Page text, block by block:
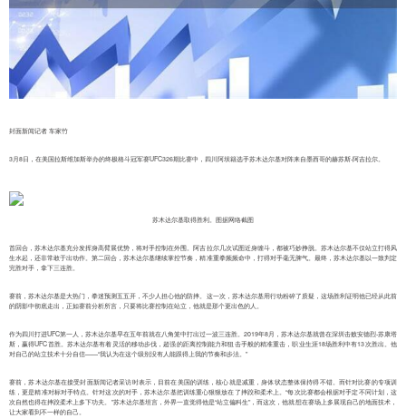
封面新闻记者 车家竹
3月8日，在美国拉斯维加斯举办的终极格斗冠军赛UFC326期比赛中，四川阿坝籍选手苏木达尔基对阵来自墨西哥的赫苏斯-阿吉拉尔。
苏木达尔基取得胜利。图据网络截图
首回合，苏木达尔基充分发挥身高臂展优势，将对手控制在外围。阿吉拉尔几次试图近身缠斗，都被巧妙挣脱。苏木达尔基不仅站立打得风
生水起，还非常敢于出动作。第二回合，苏木达尔基继续掌控节奏，精准重拳频频命中，打得对手毫无脾气。最终，苏木达尔基以一致判定
完胜对手，拿下三连胜。
赛前，苏木达尔基是大热门，拳迷预测五五开，不少人担心他的防摔。这一次，苏木达尔基用行动粉碎了质疑，这场胜利证明他已经从此前
的阴影中彻底走出，正如赛前分析所言，只要将比赛控制在站立，他就是那个更出色的人。
作为四川打进UFC第一人，苏木达尔基早在五年前就在八角笼中打出过一波三连胜。2019年8月，苏木达尔基就曾在深圳击败安德烈-苏康塔
斯，赢得UFC首胜。苏木达尔基有着灵活的移动步伐，超强的距离控制能力和狙击手般的精准重击，职业生涯18场胜利中有13次胜出。他
对自己的站立技术十分自信——“我认为在这个级别没有人能跟得上我的节奏和步法。”
赛前，苏木达尔基在接受封面新闻记者采访时表示，目前在美国的训练，核心就是减重，身体状态整体保持得不错。而针对比赛的专项训
练，更是精准对标对手特点。针对这次的对手，苏木达尔基把训练重心狠狠放在了摔跤和柔术上。“每次比赛都会根据对手定不同计划，这
次自然也得在摔跤柔术上多下功夫。”苏木达尔基坦言，外界一直觉得他是“站立偏科生”，而这次，他就想在赛场上多展现自己的地面技术，
让大家看到不一样的自己。